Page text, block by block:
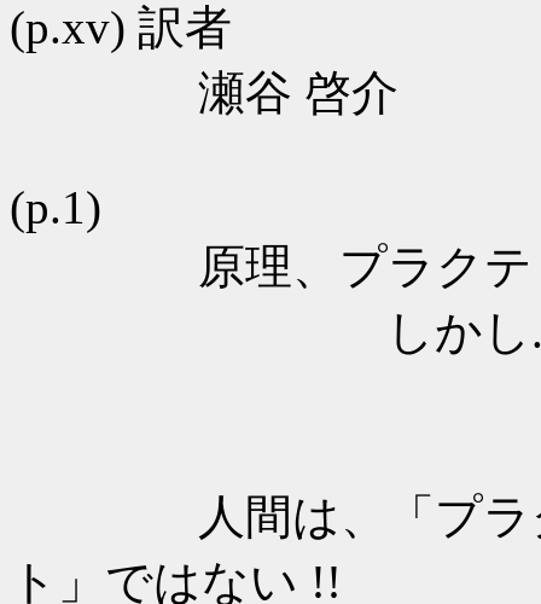
(p.xv) 訳者
瀬谷 啓介
(p.1)
原理、プラクティ
しかし
人間は、「プラグ
ト」ではない !!